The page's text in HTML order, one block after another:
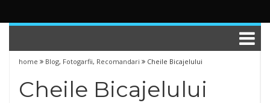
home Blog, Fotogarfii, Recomandari Cheile Bicajelului
Cheile Bicajelului